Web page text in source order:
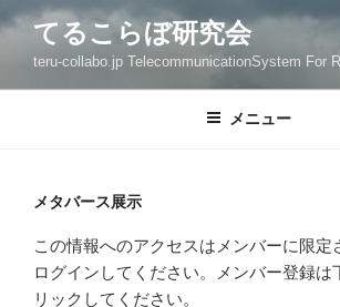
ン
てるこらぼ研究会
teru-collabo.jp TelecommunicationSystem For
メニュー
メタバース展示
この情報へのアクセスはメンバーに限定
ログインしてください。メンバー登録は
リックしてください。